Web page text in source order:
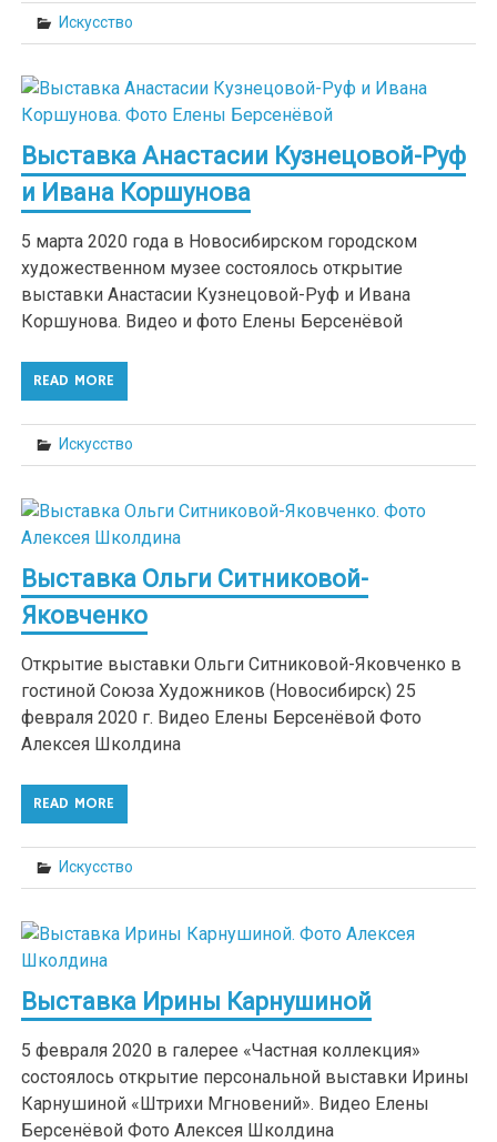
Искусство
Выставка Анастасии Кузнецовой-Руф
и Ивана Коршунова
5 марта 2020 года в Новосибирском городском
художественном музее состоялось открытие
выставки Анастасии Кузнецовой-Руф и Ивана
Коршунова. Видео и фото Елены Берсенёвой
READ MORE
Искусство
Выставка Ольги Ситниковой-
Яковченко
Открытие выставки Ольги Ситниковой-Яковченко в
гостиной Союза Художников (Новосибирск) 25
февраля 2020 г. Видео Елены Берсенёвой Фото
Алексея Школдина
READ MORE
Искусство
Выставка Ирины Карнушиной
5 февраля 2020 в галерее «Частная коллекция»
состоялось открытие персональной выставки Ирины
Карнушиной «Штрихи Мгновений». Видео Елены
Берсенёвой Фото Алексея Школдина